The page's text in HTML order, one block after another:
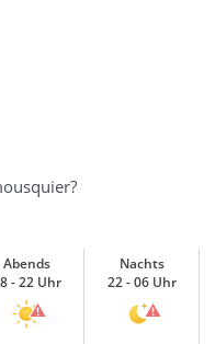
Abends
- 22 Uhr
Nachts
22 - 06 Uhr